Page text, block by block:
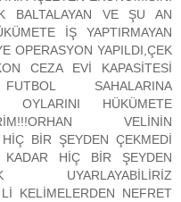
BALTALAYAN VE ŞU AN
İŞ YAPTIRMAYAN
OPERASYON YAPILDI,ÇEK
CEZA EVİ KAPASİTESİ
SAHALARINA
OYLARINI HÜKÜMETE
VELİNİN
BİR ŞEYDEN ÇEKMEDİ
HİÇ BİR ŞEYDEN
UYARLAYABİLİRİZ
KELİMELERDEN NEFRET